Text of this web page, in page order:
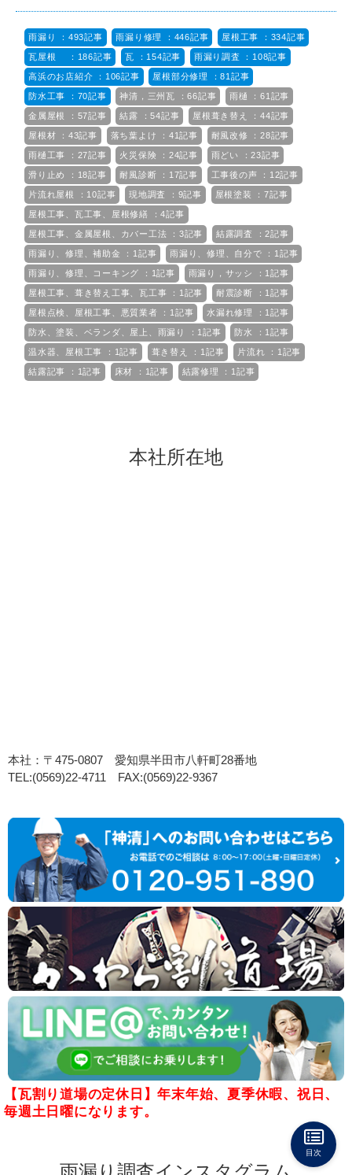
雨漏り ：493記事 雨漏り修理 ：446記事 屋根工事 ：334記事
瓦屋根 ：186記事 瓦 ：154記事 雨漏り調査 ：108記事
高浜のお店紹介 ：106記事 屋根部分修理 ：81記事
防水工事 ：70記事 神清，三州瓦 ：66記事 雨樋 ：61記事
金属屋根 ：57記事 結露 ：54記事 屋根葺き替え ：44記事
屋根材 ：43記事 落ち葉よけ ：41記事 耐風改修 ：28記事
雨樋工事 ：27記事 火災保険 ：24記事 雨どい ：23記事
滑り止め ：18記事 耐風診断 ：17記事 工事後の声 ：12記事
片流れ屋根 ：10記事 現地調査 ：9記事 屋根塗装 ：7記事
屋根工事、瓦工事、屋根修繕 ：4記事
屋根工事、金属屋根、カバー工法 ：3記事 結露調査 ：2記事
雨漏り、修理、補助金 ：1記事 雨漏り、修理、自分で ：1記事
雨漏り、修理、コーキング ：1記事 雨漏り，サッシ ：1記事
屋根工事、葺き替え工事、瓦工事 ：1記事 耐震診断 ：1記事
屋根点検、屋根工事、悪質業者 ：1記事 水漏れ修理 ：1記事
防水、塗装、ベランダ、屋上、雨漏り ：1記事 防水 ：1記事
温水器、屋根工事 ：1記事 葺き替え ：1記事 片流れ ：1記事
結露記事 ：1記事 床材 ：1記事 結露修理 ：1記事
本社所在地
本社：〒475-0807 愛知県半田市八軒町28番地
TEL:(0569)22-4711 FAX:(0569)22-9367
【瓦割り道場の定休日】年末年始、夏季休暇、祝日、
毎週土日曜になります。
目次